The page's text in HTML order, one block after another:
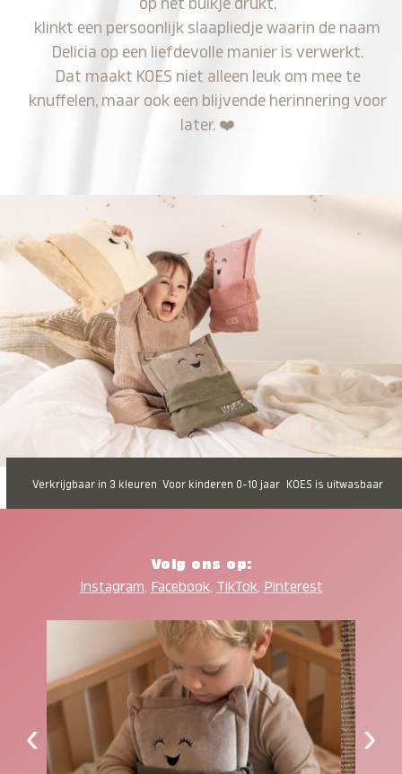
op het buikje drukt,
klinkt een persoonlijk slaapliedje waarin de naam
Delicia op een liefdevolle manier is verwerkt.
Dat maakt KOES niet alleen leuk om mee te
knuffelen, maar ook een blijvende herinnering voor
later. ❤️
Verkrijgbaar in 3 kleuren Voor kinderen 0-10 jaar KOES is uitwasbaar
Volg ons op:
Instagram, Facebook, TikTok, Pinterest
‹ ›